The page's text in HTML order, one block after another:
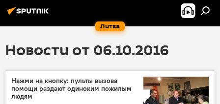
Литва
Новости от 06.10.2016
Нажми на кнопку: пульты вызова
помощи раздают одиноким пожилым
людям